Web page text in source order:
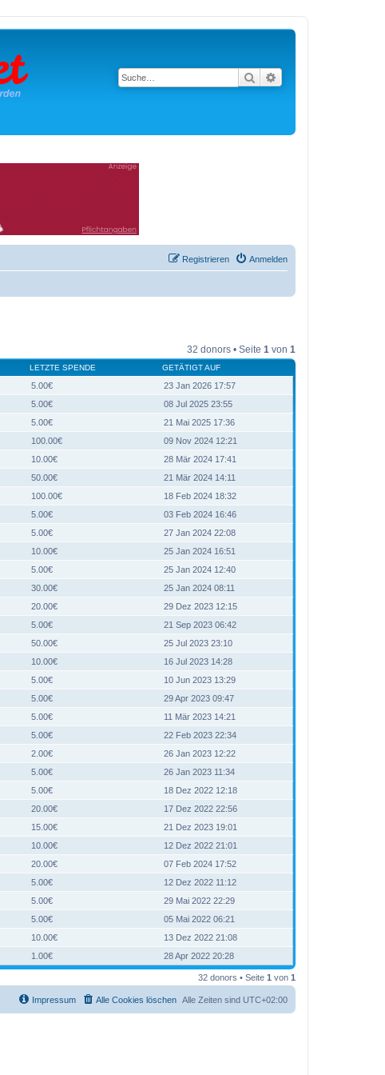
Suche
Anmelden
Registrieren
32 donors • Seite 1 von 1
LETZTE SPENDE GETÄTIGT AUF
5.00€
23 Jan 2026 17:57
5.00€
08 Jul 2025 23:55
5.00€
21 Mai 2025 17:36
100.00€
09 Nov 2024 12:21
10.00€
28 Mär 2024 17:41
50.00€
21 Mär 2024 14:11
100.00€
18 Feb 2024 18:32
5.00€
03 Feb 2024 16:46
5.00€
27 Jan 2024 22:08
10.00€
25 Jan 2024 16:51
5.00€
25 Jan 2024 12:40
30.00€
25 Jan 2024 08:11
20.00€
29 Dez 2023 12:15
5.00€
21 Sep 2023 06:42
50.00€
25 Jul 2023 23:10
10.00€
16 Jul 2023 14:28
5.00€
10 Jun 2023 13:29
5.00€
29 Apr 2023 09:47
5.00€
11 Mär 2023 14:21
5.00€
22 Feb 2023 22:34
2.00€
26 Jan 2023 12:22
5.00€
26 Jan 2023 11:34
5.00€
18 Dez 2022 12:18
20.00€
17 Dez 2022 22:56
15.00€
21 Dez 2023 19:01
10.00€
12 Dez 2022 21:01
20.00€
07 Feb 2024 17:52
5.00€
12 Dez 2022 11:12
5.00€
29 Mai 2022 22:29
5.00€
05 Mai 2022 06:21
10.00€
13 Dez 2022 21:08
1.00€ 28 Apr 2022 20:28
32 donors • Seite 1 von 1
Alle Zeiten sind UTC+02:00
Alle Cookies löschen
Impressum